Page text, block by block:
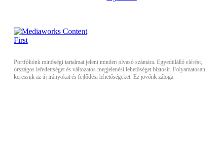
Portfóliónk minőségi tartalmat jelent minden olvasó számára. Egyedülálló elérést,
országos lefedettséget és változatos megjelenési lehetőséget biztosít. Folyamatosan
keressük az új irányokat és fejlődési lehetőségeket. Ez jövőnk záloga.